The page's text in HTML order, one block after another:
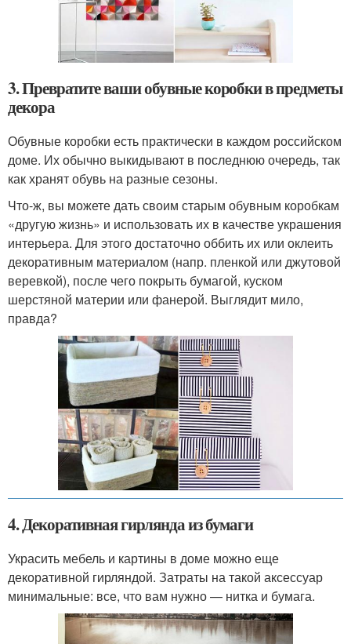
3. Превратите ваши обувные коробки в предметы
декора
Обувные коробки есть практически в каждом российском
доме. Их обычно выкидывают в последнюю очередь, так
как хранят обувь на разные сезоны.
Что-ж, вы можете дать своим старым обувным коробкам
«другую жизнь» и использовать их в качестве украшения
интерьера. Для этого достаточно оббить их или оклеить
декоративным материалом (напр. пленкой или джутовой
веревкой), после чего покрыть бумагой, куском
шерстяной материи или фанерой. Выглядит мило,
правда?
4. Декоративная гирлянда из бумаги
Украсить мебель и картины в доме можно еще
декоративной гирляндой. Затраты на такой аксессуар
минимальные: все, что вам нужно — нитка и бумага.